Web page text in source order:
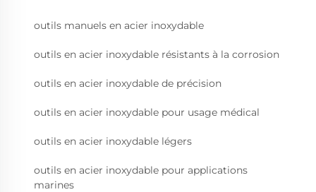
outils manuels en acier inoxydable
outils en acier inoxydable résistants à la corrosion
outils en acier inoxydable de précision
outils en acier inoxydable pour usage médical
outils en acier inoxydable légers
outils en acier inoxydable pour applications
marines